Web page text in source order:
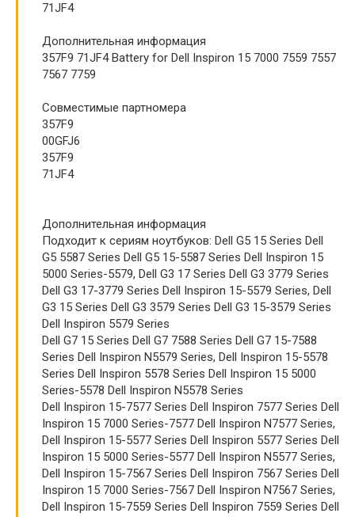
71JF4
Дополнительная информация
357F9 71JF4 Battery for Dell Inspiron 15 7000 7559 7557
7567 7759
Совместимые партномера
357F9
00GFJ6
357F9
71JF4
Дополнительная информация
Подходит к сериям ноутбуков: Dell G5 15 Series Dell
G5 5587 Series Dell G5 15-5587 Series Dell Inspiron 15
5000 Series-5579, Dell G3 17 Series Dell G3 3779 Series
Dell G3 17-3779 Series Dell Inspiron 15-5579 Series, Dell
G3 15 Series Dell G3 3579 Series Dell G3 15-3579 Series
Dell Inspiron 5579 Series
Dell G7 15 Series Dell G7 7588 Series Dell G7 15-7588
Series Dell Inspiron N5579 Series, Dell Inspiron 15-5578
Series Dell Inspiron 5578 Series Dell Inspiron 15 5000
Series-5578 Dell Inspiron N5578 Series
Dell Inspiron 15-7577 Series Dell Inspiron 7577 Series Dell
Inspiron 15 7000 Series-7577 Dell Inspiron N7577 Series,
Dell Inspiron 15-5577 Series Dell Inspiron 5577 Series Dell
Inspiron 15 5000 Series-5577 Dell Inspiron N5577 Series,
Dell Inspiron 15-7567 Series Dell Inspiron 7567 Series Dell
Inspiron 15 7000 Series-7567 Dell Inspiron N7567 Series,
Dell Inspiron 15-7559 Series Dell Inspiron 7559 Series Dell